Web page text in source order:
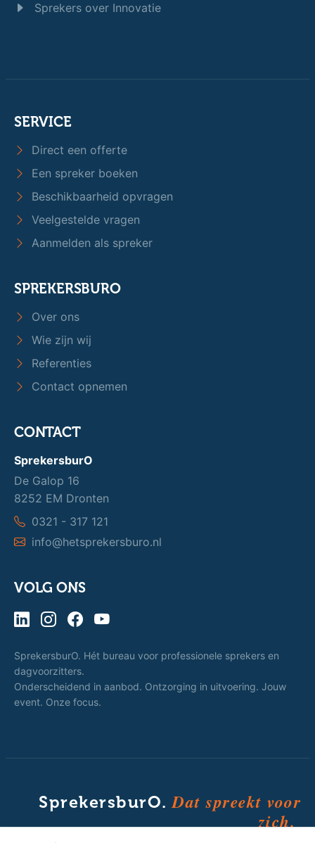
Sprekers over Innovatie
SERVICE
Direct een offerte
Een spreker boeken
Beschikbaarheid opvragen
Veelgestelde vragen
Aanmelden als spreker
SPREKERSBURO
Over ons
Wie zijn wij
Referenties
Contact opnemen
CONTACT
SprekersburO
De Galop 16
8252 EM Dronten
0321 - 317 121
info@hetsprekersburo.nl
VOLG ONS
SprekersburO. Hét bureau voor professionele sprekers en
dagvoorzitters.
Onderscheidend in aanbod. Ontzorging in uitvoering. Jouw
event. Onze focus.
SprekersburO.Dat spreekt voor
zich.